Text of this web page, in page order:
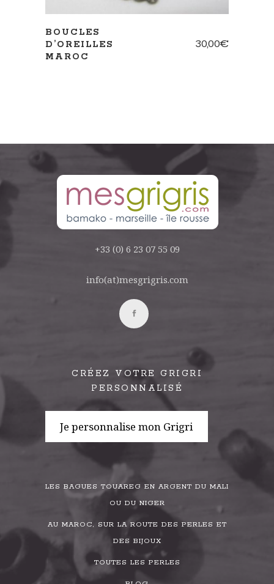
BOUCLES
D’OREILLES
MAROC
30,00€
+33 (0) 6 23 07 55 09
info(at)mesgrigris.com
CRÉEZ VOTRE GRIGRI
PERSONNALISÉ
Je personnalise mon Grigri
LES BAGUES TOUAREG EN ARGENT DU MALI
OU DU NIGER
AU MAROC, SUR LA ROUTE DES PERLES ET
DES BIJOUX
TOUTES LES PERLES